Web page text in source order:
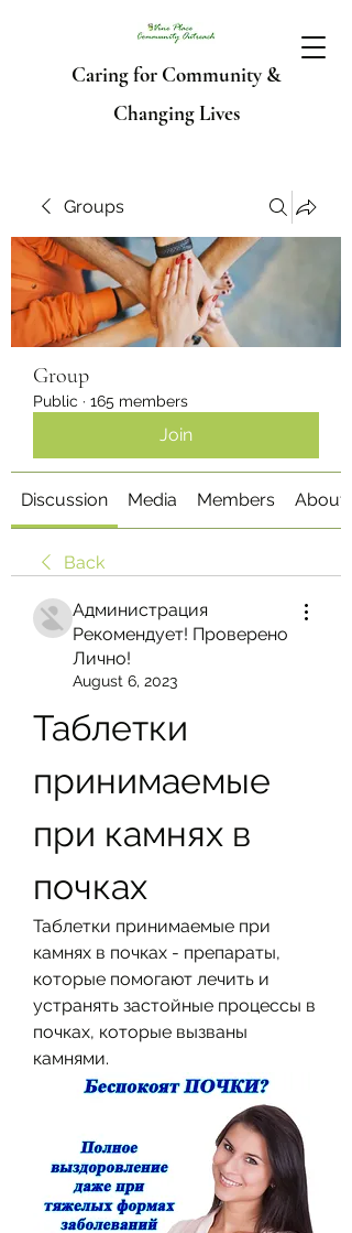
Caring for Community &
Changing Lives
Groups
Group
Public · 165 members
Join
Discussion Media Members About
Back
Администрация
Рекомендует! Проверено
Лично!
August 6, 2023
Таблетки
принимаемые
при камнях в
почках
Таблетки принимаемые при
камнях в почках - препараты,
которые помогают лечить и
устранять застойные процессы в
почках, которые вызваны
камнями.